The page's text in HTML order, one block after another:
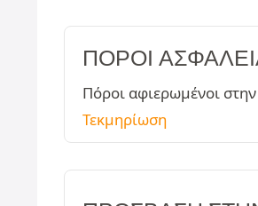
ΠΌΡΟΙ
Πόροι αφιερωμένοι
Τεκμηρίωση